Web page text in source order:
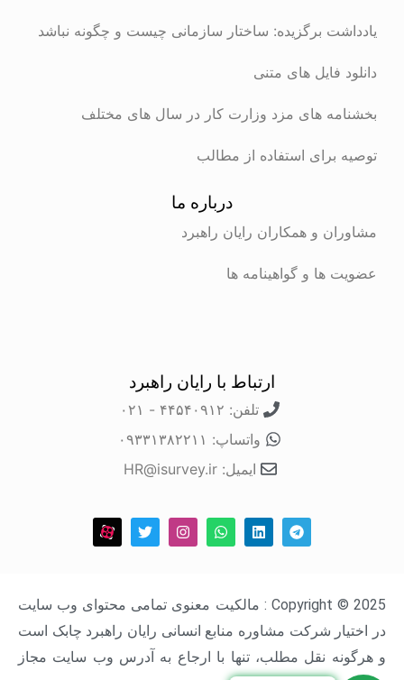
یادداشت برگزیده: ساختار سازمانی چیست و چگونه نباشد
دانلود فایل های متنی
بخشنامه های مزد وزارت کار در سال های مختلف
توصیه برای استفاده از مطالب
درباره ما
مشاوران و همکاران رایان راهبرد
عضویت ها و گواهینامه ها
ارتباط با رایان راهبرد
تلفن: ۴۴۵۴۰۹۱۲ - ۰۲۱
واتساپ: ۰۹۳۳۱۳۸۲۲۱۱
ایمیل: HR@isurvey.ir
Copyright © 2025 : مالکیت معنوی تمامی محتوای وب سایت
در اختیار شرکت مشاوره منابع انسانی رایان راهبرد چابک است
و هرگونه نقل مطلب، تنها با ارجاع به آدرس وب سایت مجاز